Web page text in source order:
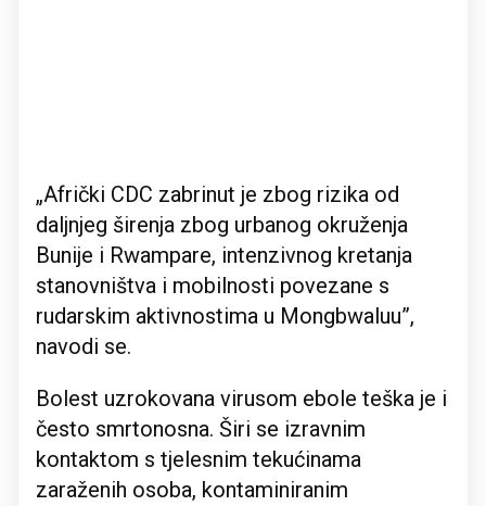
„Afrički CDC zabrinut je zbog rizika od
daljnjeg širenja zbog urbanog okruženja
Bunije i Rwampare, intenzivnog kretanja
stanovništva i mobilnosti povezane s
rudarskim aktivnostima u Mongbwaluu”,
navodi se.
Bolest uzrokovana virusom ebole teška je i
često smrtonosna. Širi se izravnim
kontaktom s tjelesnim tekućinama
zaraženih osoba, kontaminiranim